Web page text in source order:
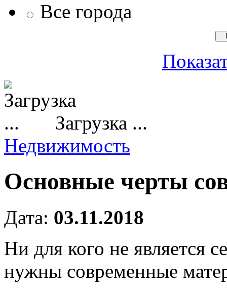
Все города
Загрузка ...
Недвижимость
Основные черты
Дата: 03.11.2018
Ни для кого не является
нужны современные